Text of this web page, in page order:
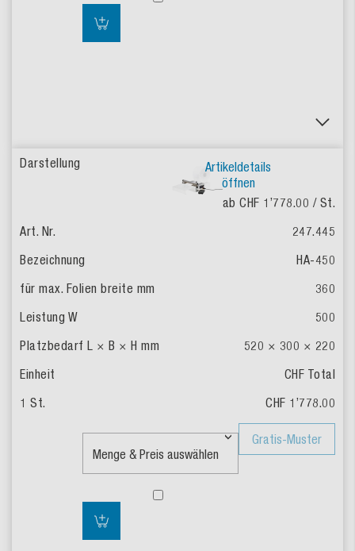
Artikeldetails
öffnen
ab CHF 1’778.00 / St.
247.445
HA-450
360
500
520 × 300 × 220
CHF Total
CHF 1’778.00
Gratis-Muster